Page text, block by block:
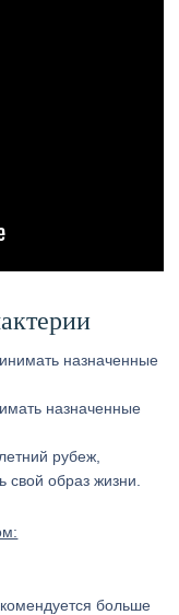
назначенные
рубеж,
свой образ жизни.
больше